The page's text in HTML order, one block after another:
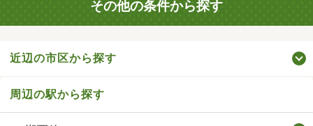
その他の条件から探す
近辺の市区から探す
周辺の駅から探す